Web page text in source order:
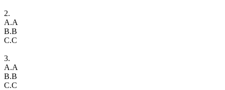
2.
A.A
B.B
C.C
3.
A.A
B.B
C.C